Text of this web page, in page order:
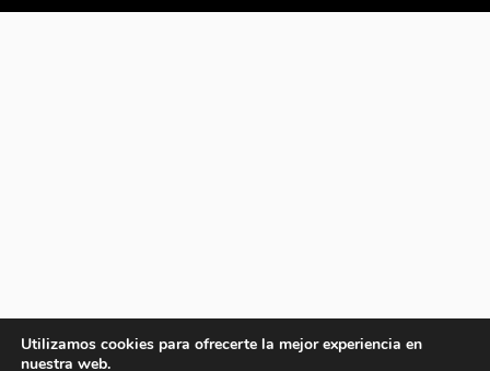
Utilizamos cookies para ofrecerte la mejor experiencia en
nuestra web.